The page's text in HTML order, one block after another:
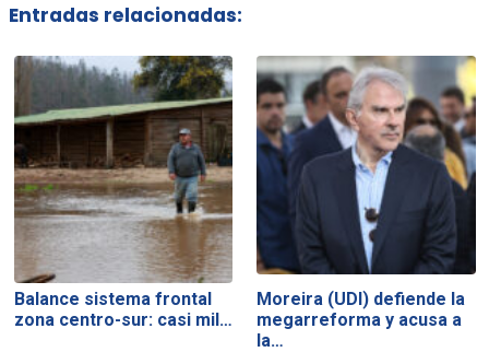
Entradas relacionadas:
Balance sistema frontal
zona centro-sur: casi mil…
Moreira (UDI) defiende la
megarreforma y acusa a
la…